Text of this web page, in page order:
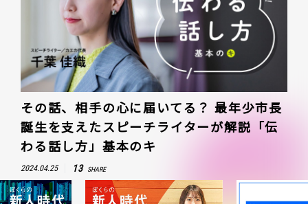
その話、相手の心に届いてる？ 最年少市長
誕生を支えたスピーチライターが解説「伝
わる話し方」基本のキ
2024.04.25 13 SHARE